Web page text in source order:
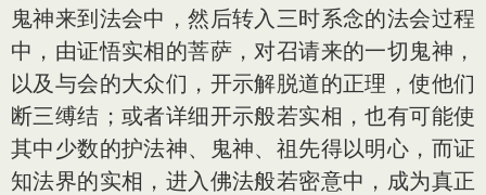
鬼神来到法会中，然后转入三时系念的法会过程
中，由证悟实相的菩萨，对召请来的一切鬼神，
以及与会的大众们，开示解脱道的正理，使他们
断三缚结；或者详细开示般若实相，也有可能使
其中少数的护法神、鬼神、祖先得以明心，而证
知法界的实相，进入佛法般若密意中，成为真正